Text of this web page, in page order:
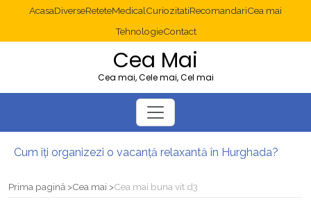
AcasaDiverseReteteMedicalCuriozitatiRecomandariCea mai
TehnologieContact
Cea Mai
Cea mai, Cele mai, Cel mai
Cum îți organizezi o vacanță relaxantă în Hurghada?
Prima pagină Cea mai Cea mai buna vit d3